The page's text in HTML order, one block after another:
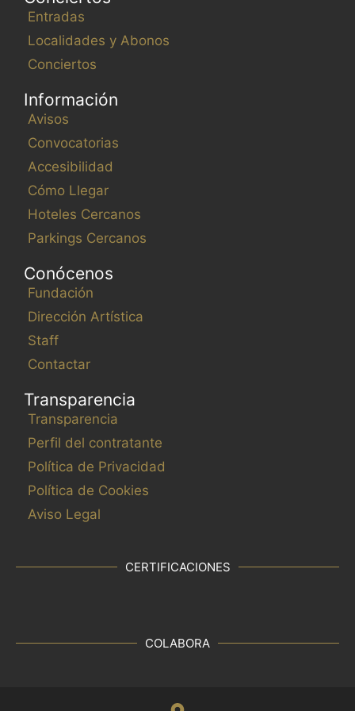
Entradas
Localidades y Abonos
Conciertos
Información
Avisos
Convocatorias
Accesibilidad
Cómo Llegar
Hoteles Cercanos
Parkings Cercanos
Conócenos
Fundación
Dirección Artística
Staff
Contactar
Transparencia
Transparencia
Perfil del contratante
Política de Privacidad
Política de Cookies
Aviso Legal
CERTIFICACIONES
COLABORA